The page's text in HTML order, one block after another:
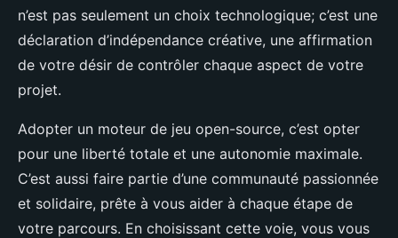
n’est pas seulement un choix technologique; c’est une
déclaration d’indépendance créative, une affirmation
de votre désir de contrôler chaque aspect de votre
projet.
Adopter un moteur de jeu open-source, c’est opter
pour une liberté totale et une autonomie maximale.
C’est aussi faire partie d’une communauté passionnée
et solidaire, prête à vous aider à chaque étape de
votre parcours. En choisissant cette voie, vous vous